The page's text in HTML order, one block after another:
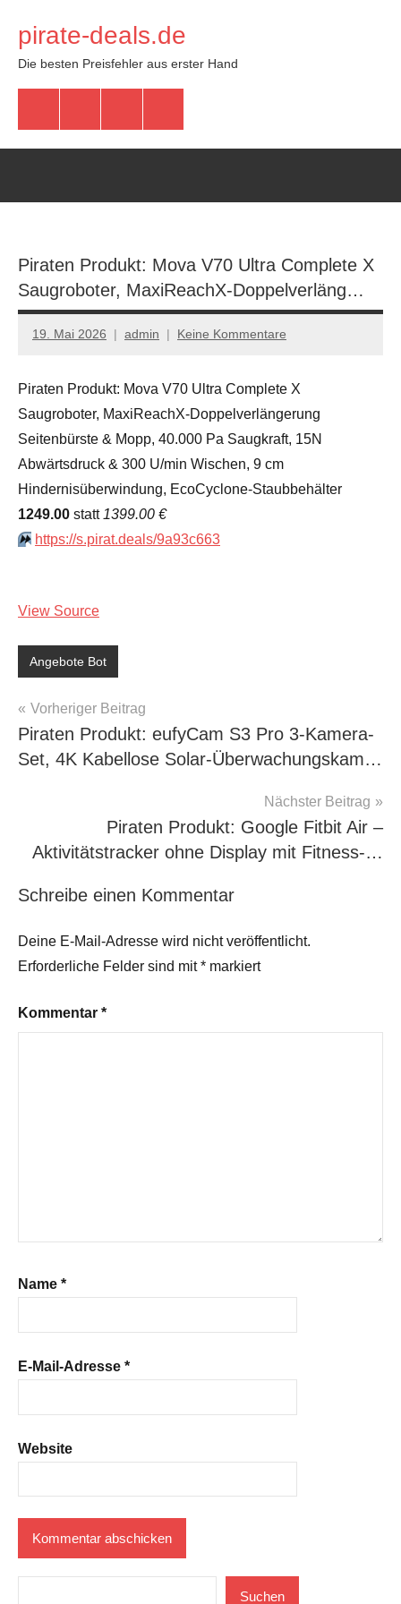
Inhalt
springen
pirate-deals.de
Die besten Preisfehler aus erster Hand
Piraten Produkt: Mova V70 Ultra Complete X
Saugroboter, MaxiReachX-Doppelverläng…
19. Mai 2026 admin Keine Kommentare
Piraten Produkt: Mova V70 Ultra Complete X
Saugroboter, MaxiReachX-Doppelverlängerung
Seitenbürste & Mopp, 40.000 Pa Saugkraft, 15N
Abwärtsdruck & 300 U/min Wischen, 9 cm
Hindernisüberwindung, EcoCyclone-Staubbehälter
1249.00 statt 1399.00 €
⏩️ https://s.pirat.deals/9a93c663
View Source
Angebote Bot
Beitragsnavigation
Vorheriger Beitrag
Piraten Produkt: eufyCam S3 Pro 3-Kamera-
Set, 4K Kabellose Solar-Überwachungskam…
Nächster Beitrag
Piraten Produkt: Google Fitbit Air –
Aktivitätstracker ohne Display mit Fitness-…
Schreibe einen Kommentar
Deine E-Mail-Adresse wird nicht veröffentlicht.
Erforderliche Felder sind mit* markiert
Kommentar *
Name *
E-Mail-Adresse *
Website
Suchen